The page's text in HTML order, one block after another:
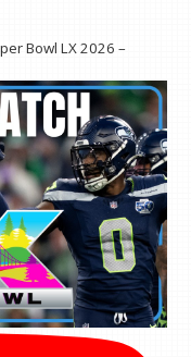
Bowl LX 2026 –